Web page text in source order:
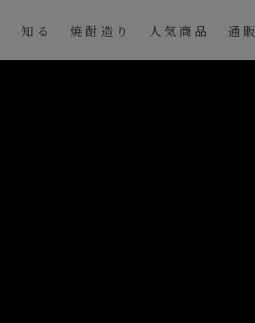
知る 焼酎造り 人気商品 通販